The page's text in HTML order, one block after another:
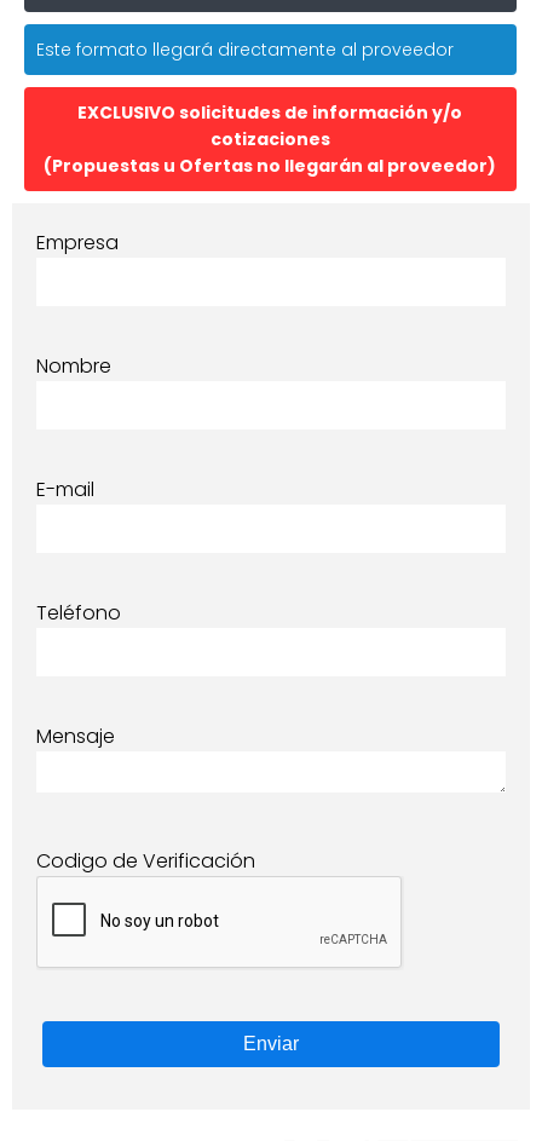
Este formato llegará directamente al proveedor
EXCLUSIVO solicitudes de información y/o
cotizaciones
(Propuestas u Ofertas no llegarán al proveedor)
Empresa
Nombre
E-mail
Teléfono
Mensaje
Codigo de Verificación
Enviar